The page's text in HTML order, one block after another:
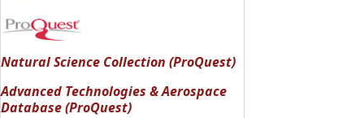
Natural Science Collection (ProQuest)
Advanced Technologies & Aerospace
Database (ProQuest)